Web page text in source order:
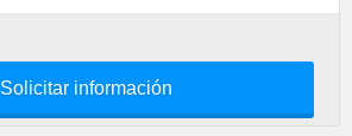
Solicitar información